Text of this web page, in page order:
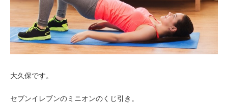
お客様の声（50代以上）
お客様の声（男性）
大久保です。
セブンイレブンのミニオンのくじ引き。